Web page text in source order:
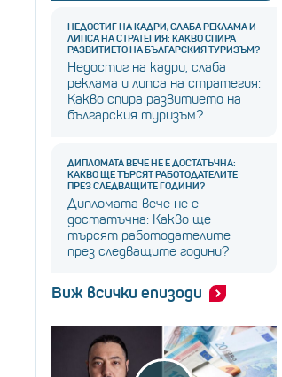
НЕДОСТИГ НА КАДРИ, СЛАБА РЕКЛАМА И
ЛИПСА НА СТРАТЕГИЯ: КАКВО СПИРА
РАЗВИТИЕТО НА БЪЛГАРСКИЯ ТУРИЗЪМ?
Недостиг на кадри, слаба
реклама и липса на стратегия:
Какво спира развитието на
българския туризъм?
ДИПЛОМАТА ВЕЧЕ НЕ Е ДОСТАТЪЧНА:
КАКВО ЩЕ ТЪРСЯТ РАБОТОДАТЕЛИТЕ
ПРЕЗ СЛЕДВАЩИТЕ ГОДИНИ?
Дипломата вече не е
достатъчна: Какво ще
търсят работодателите
през следващите години?
Виж всички епизоди